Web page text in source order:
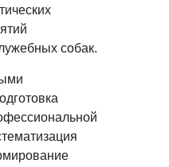
собак.